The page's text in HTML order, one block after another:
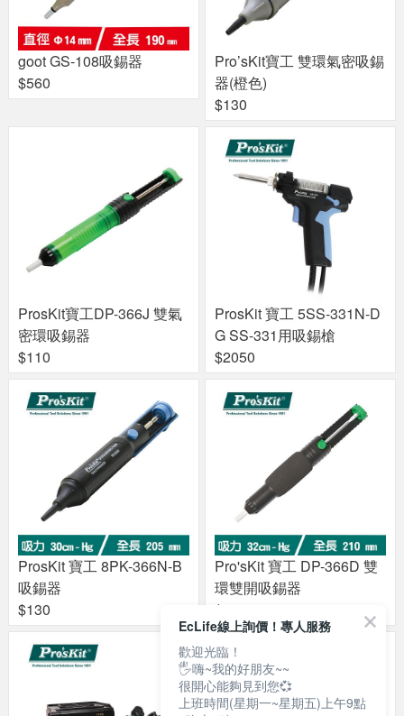
goot GS-108吸錫器
$560
Pro’sKit寶工 雙環氣密吸錫
器(橙色)
$130
ProsKit寶工DP-366J 雙氣
密環吸錫器
$110
ProsKit 寶工 5SS-331N-D
G SS-331用吸錫槍
$2050
ProsKit 寶工 8PK-366N-B
吸錫器
$130
Pro'sKit 寶工 DP-366D 雙
環雙開吸錫器
$130
EcLife線上詢價！專人服務
歡迎光臨！
🖐嗨~我的好朋友~~
很開心能夠見到您💞
上班時間(星期一~星期五)上午9點